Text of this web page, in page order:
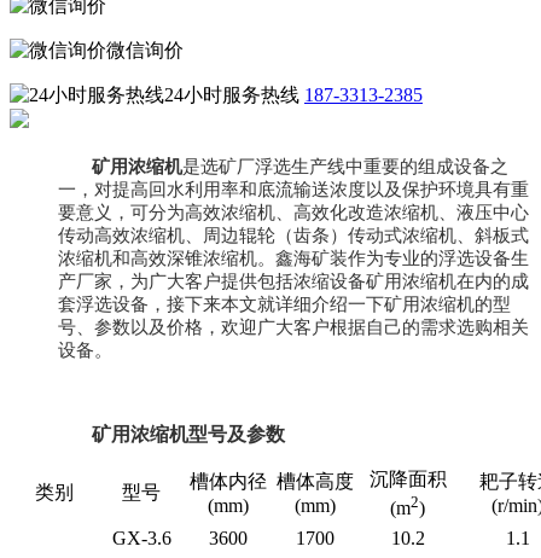
微信询价
24小时服务热线 187-3313-2385
矿用浓缩机是选矿厂浮选生产线中重要的组成设备之
一，对提高回水利用率和底流输送浓度以及保护环境具有重
要意义，可分为高效浓缩机、高效化改造浓缩机、液压中心
传动高效浓缩机、周边辊轮（齿条）传动式浓缩机、斜板式
浓缩机和高效深锥浓缩机。 鑫海矿装作为专业的浮选设备生
产厂家，为广大客户提供包括浓缩设备矿用浓缩机在内的成
套浮选设备，接下来本文就详细介绍一下矿用浓缩机的型
号、参数以及价格，欢迎广大客户根据自己的需求选购相关
设备。
矿用浓缩机型号及参数
类别 型号
槽体内径
(mm)
槽体高度
(mm)
沉降面积
(m2)
耙子转
(r/
GX-3.6 3600 1700 10.2
1.1